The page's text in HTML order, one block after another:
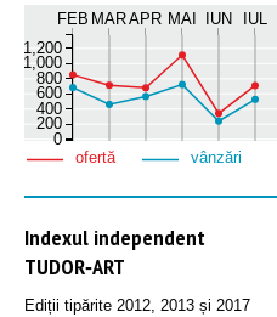
FEB MARAPR MAI IUN IUL
0
200
400
600
800
1,000
1,200
ofertă vânzări
Indexul independent
TUDOR‑ART
Ediții tipărite 2012, 2013 și 2017